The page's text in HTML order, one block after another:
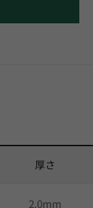
厚さ
2.0mm